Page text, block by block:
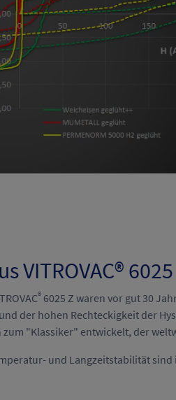
VITROVAC®
® 6025 Z waren vor gut 30
der hohen Rechteckigkeit der
"Klassiker" entwickelt, der
und Langzeitstabilität